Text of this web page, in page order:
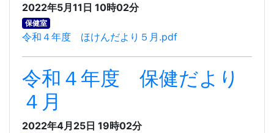
2022年5月11日 10時02分
保健室
令和４年度 ほけんだより５月.pdf
令和４年度 保健だより
４月
2022年4月25日 19時02分